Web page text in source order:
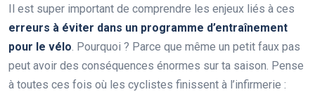
Il est super important de comprendre les enjeux liés à ces
erreurs à éviter dans un programme d’entraînement
pour le vélo. Pourquoi ? Parce que même un petit faux pas
peut avoir des conséquences énormes sur ta saison. Pense
à toutes ces fois où les cyclistes finissent à l’infirmerie :